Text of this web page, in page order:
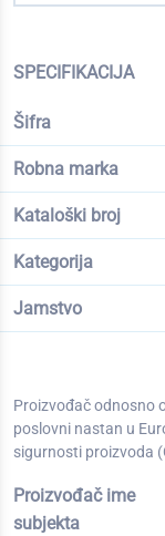
SPECIFIKACIJA
Šifra
Robna marka
Kataloški broj
Kategorija
Jamstvo
Proizvođač odnosno
poslovni nastan u
sigurnosti proizvoda
Proizvođač ime
subjekta